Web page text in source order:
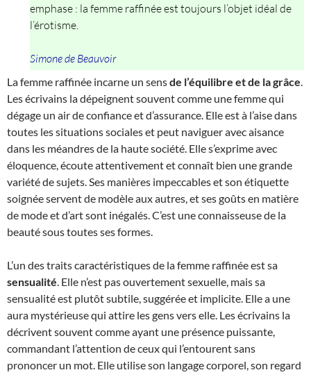
emphase : la femme raffinée est toujours l’objet idéal de
l’érotisme.
Simone de Beauvoir
La femme raffinée incarne un sensde l’équilibre et de la grâce.
Les écrivains la dépeignent souvent comme une femme qui
dégage un air de confiance et d’assurance. Elle est à l’aise dans
toutes les situations sociales et peut naviguer avec aisance
dans les méandres de la haute société. Elle s’exprime avec
éloquence, écoute attentivement et connaît bien une grande
variété de sujets. Ses manières impeccables et son étiquette
soignée servent de modèle aux autres, et ses goûts en matière
de mode et d’art sont inégalés. C’est une connaisseuse de la
beauté sous toutes ses formes.
L’un des traits caractéristiques de la femme raffinée est sa
sensualité. Elle n’est pas ouvertement sexuelle, mais sa
sensualité est plutôt subtile, suggérée et implicite. Elle a une
aura mystérieuse qui attire les gens vers elle. Les écrivains la
décrivent souvent comme ayant une présence puissante,
commandant l’attention de ceux qui l’entourent sans
prononcer un mot. Elle utilise son langage corporel, son regard